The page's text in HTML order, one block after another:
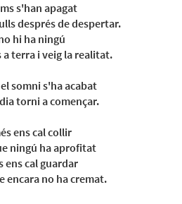
s'han apagat
després de despertar.
hi ha ningú
a terra i veig la realitat.
somni s'ha acabat
torni a començar.
ens cal collir
ningú ha aprofitat
ens cal guardar
encara no ha cremat.